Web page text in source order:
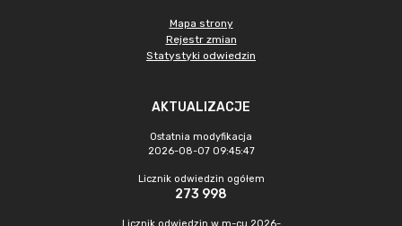
Mapa strony
Rejestr zmian
Statystyki odwiedzin
AKTUALIZACJE
Ostatnia modyfikacja
2026-08-07 09:45:47
Licznik odwiedzin ogółem
273 998